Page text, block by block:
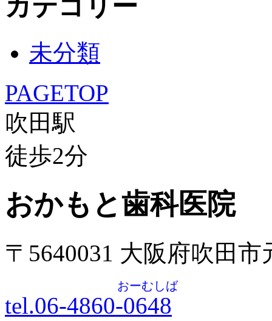
カテゴリー
未分類
PAGETOP
吹田駅
徒歩2分
おかもと歯科医院
〒5640031 大阪府吹田
tel.06-4860-0648
おーむしば